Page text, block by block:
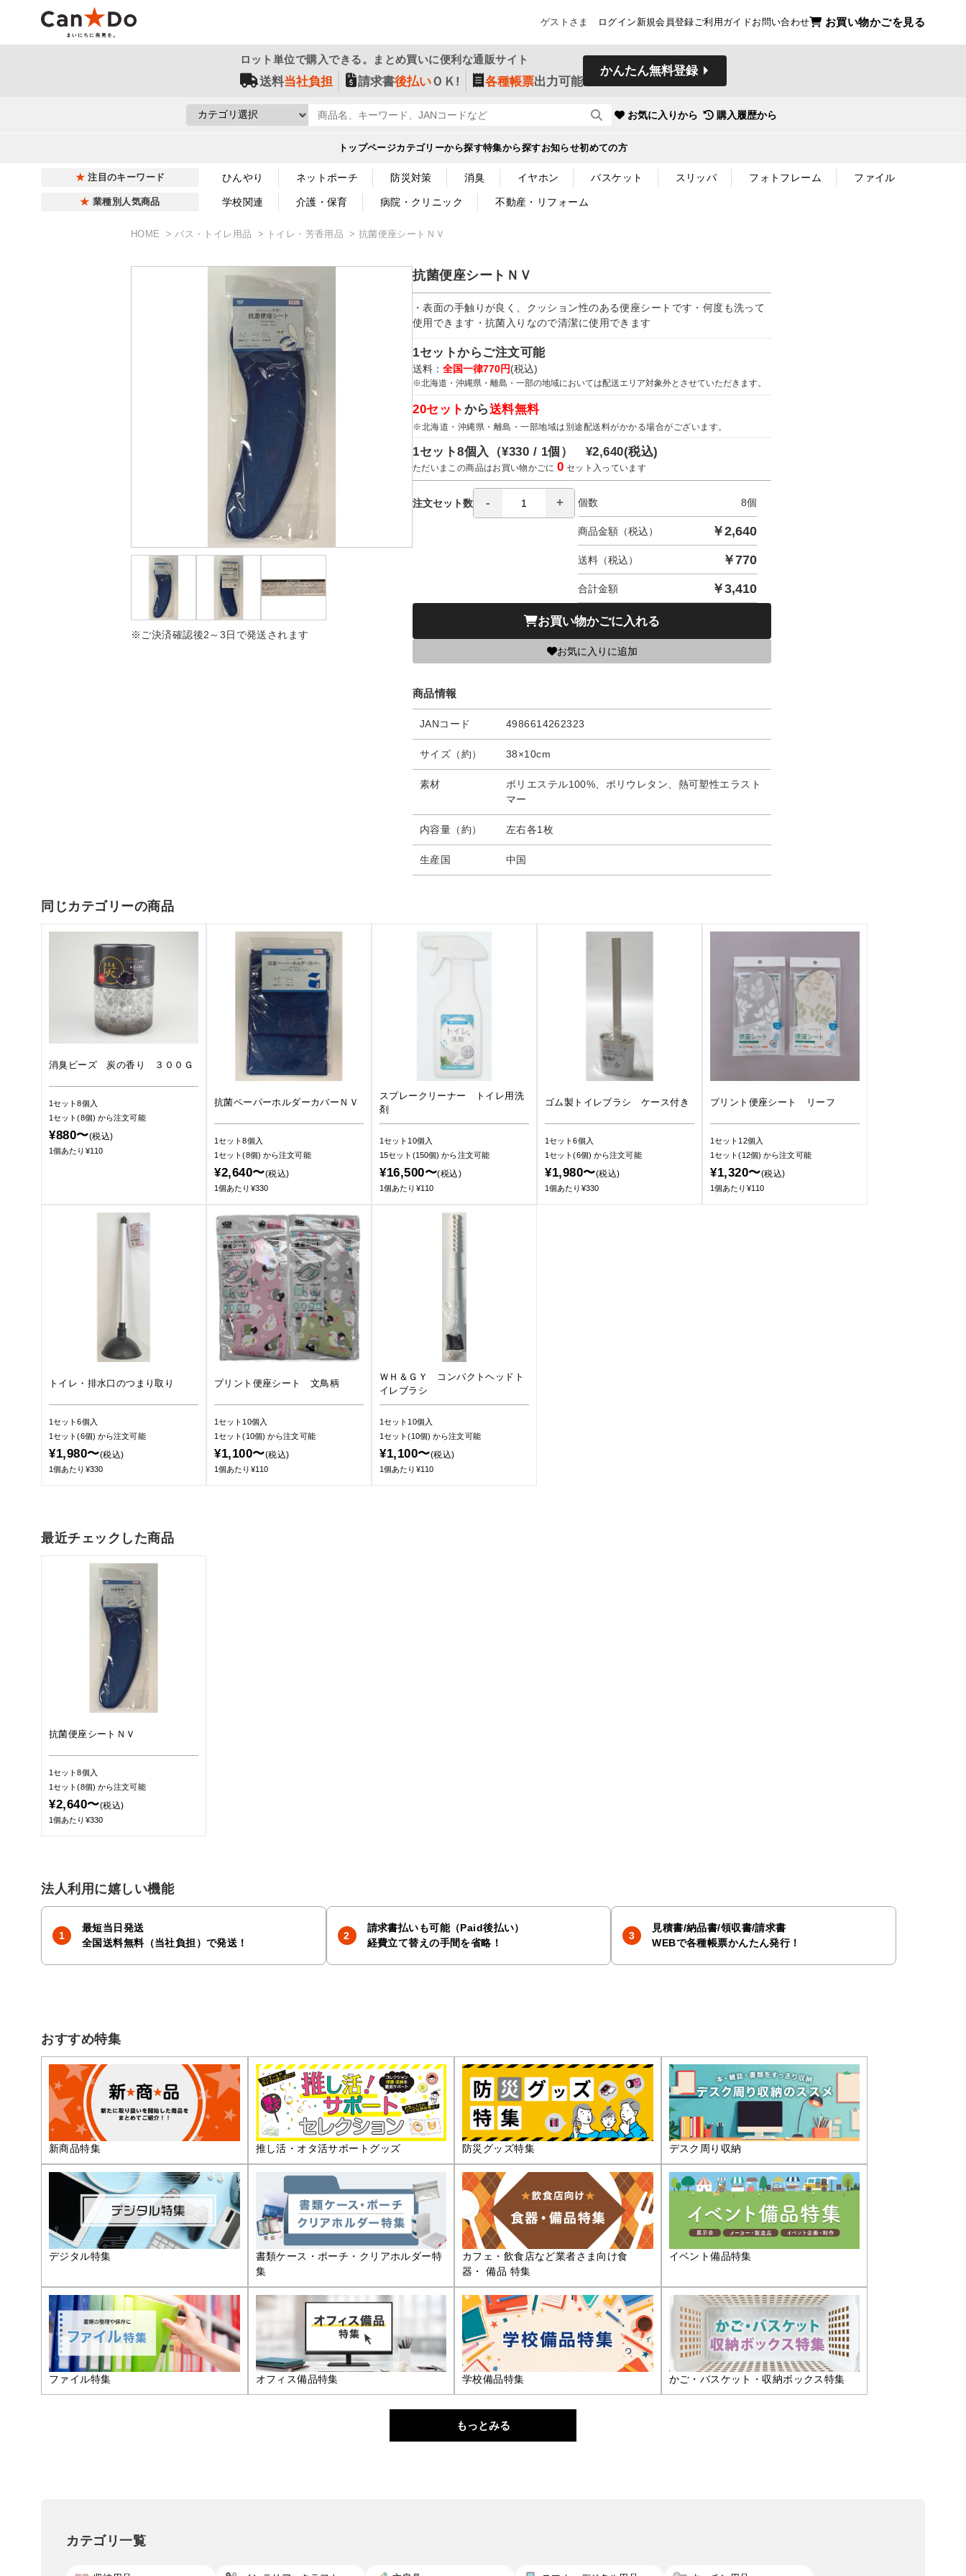
ゲストさま ログイン 新規会員登録ご利用ガイドお問い合わせ お買い物かごを見る
ロット単位で購入できる。まとめ買いに便利な通販サイト
送料当社負担 請求書後払いＯＫ! 各種帳票出力可能
かんたん無料登録
お気に入りから 購入履歴から
トップページカテゴリーから探す特集から探すお知らせ初めての方
注目のキーワード ひんやり ネットポーチ 防災対策 消臭 イヤホン バスケット スリッパ フォトフレーム ファイル
業種別人気商品 学校関連 介護・保育 病院・クリニック 不動産・リフォーム
HOME バス・トイレ用品 トイレ・芳香用品 抗菌便座シートＮＶ
※ご決済確認後2～3日で発送されます
抗菌便座シートＮＶ
・表面の手触りが良く、クッション性のある便座シートです・何度も洗って
使用できます・抗菌入りなので清潔に使用できます
1セットからご注文可能
送料： 全国一律770円(税込)
※北海道・沖縄県・離島・一部の地域においては配送エリア対象外とさせていただきます。
20セット から送料無料
※北海道・沖縄県・離島・一部地域は別途配送料がかかる場合がございます。
1セット8個入（¥330 / 1個） ¥2,640(税込)
ただいまこの商品はお買い物かごに0 セット入っています
注文セット数 個数 8個
商品金額（税込） ￥2,640
送料（税込） ￥770
合計金額 ￥3,410
お買い物かごに入れる
お気に入りに追加
商品情報
JANコード 4986614262323
サイズ（約） 38×10cm
素材
ポリエステル100%、ポリウレタン、熱可塑性エラスト
マー
内容量（約） 左右各1枚
生産国 中国
同じカテゴリーの商品
消臭ビーズ 炭の香り ３００Ｇ
1セット8個入
1セット(8個) から注文可能
¥880〜(税込)
1個あたり¥110
抗菌ペーパーホルダーカバーＮＶ
1セット8個入
1セット(8個) から注文可能
¥2,640〜(税込)
1個あたり¥330
スプレークリーナー トイレ用洗
剤
1セット10個入
15セット(150個)から注文可能
¥16,500〜(税込)
1個あたり¥110
ゴム製トイレブラシ ケース付き
1セット6個入
1セット(6個) から注文可能
¥1,980〜(税込)
1個あたり¥330
プリント便座シート リーフ
1セット12個入
1セット(12個)から注文可能
¥1,320〜(税込)
1個あたり¥110
トイレ・排水口のつまり取り
1セット6個入
1セット(6個) から注文可能
¥1,980〜(税込)
1個あたり¥330
プリント便座シート 文鳥柄
1セット10個入
1セット(10個)から注文可能
¥1,100〜(税込)
1個あたり¥110
ＷＨ＆ＧＹ コンパクトヘッドト
イレブラシ
1セット10個入
1セット(10個)から注文可能
¥1,100〜(税込)
1個あたり¥110
最近チェックした商品
抗菌便座シートＮＶ
1セット8個入
1セット(8個) から注文可能
¥2,640〜(税込)
1個あたり¥330
法人利用に嬉しい機能
最短当日発送
全国送料無料（当社負担）で発送！
請求書払いも可能（Paid後払い）
経費立て替えの手間を省略！
見積書/納品書/領収書/請求書
WEBで各種帳票かんたん発行！
おすすめ特集
新商品特集 推し活・オタ活サポートグッズ 防災グッズ特集 デスク周り収納
デジタル特集
書類ケース・ポーチ・クリアホルダー特
集
カフェ・飲食店など業者さま向け食
器・ 備品 特集
イベント備品特集
ファイル特集 オフィス備品特集 学校備品特集 かご・バスケット・収納ボックス特集
もっとみる
カテゴリ一覧